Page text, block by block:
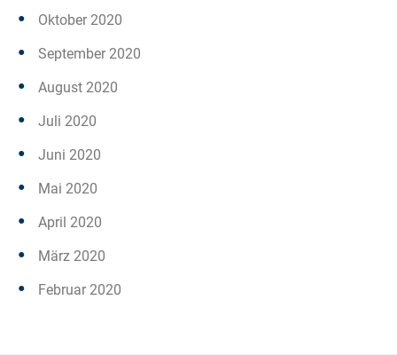
Oktober 2020
September 2020
August 2020
Juli 2020
Juni 2020
Mai 2020
April 2020
März 2020
Februar 2020